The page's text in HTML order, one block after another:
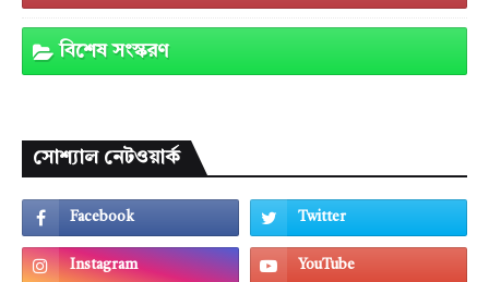
বিশেষ সংস্করণ
সোশ্যাল নেটওয়ার্ক